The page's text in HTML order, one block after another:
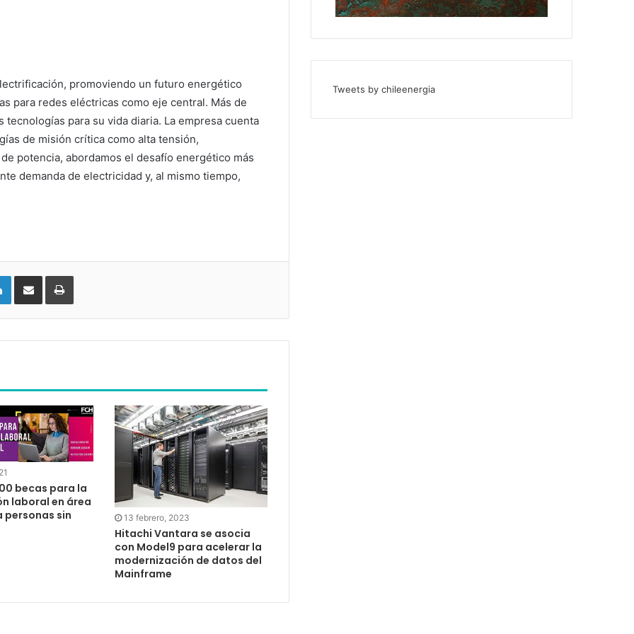
promoviendo un futuro energético
para redes eléctricas como eje central. Más de
para su vida diaria. La empresa cuenta
de misión crítica como alta tensión,
potencia, abordamos el desafío energético más
demanda de electricidad y, al mismo tiempo,
LinkedIn
becas para la
laboral en área
sin
13 febrero, 2023
Hitachi Vantara se asocia
con Model9 para acelerar la
modernización de datos del
Mainframe
Tweets by chileenergia